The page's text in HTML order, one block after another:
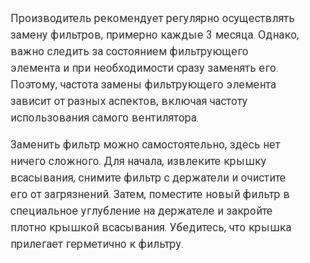
Производитель рекомендует регулярно осуществлять
замену фильтров, примерно каждые 3 месяца. Однако,
важно следить за состоянием фильтрующего
элемента и при необходимости сразу заменять его.
Поэтому, частота замены фильтрующего элемента
зависит от разных аспектов, включая частоту
использования самого вентилятора.
Заменить фильтр можно самостоятельно, здесь нет
ничего сложного. Для начала, извлеките крышку
всасывания, снимите фильтр с держатели и очистите
его от загрязнений. Затем, поместите новый фильтр в
специальное углубление на держателе и закройте
плотно крышкой всасывания. Убедитесь, что крышка
прилегает герметично к фильтру.
успешно
отправлены!